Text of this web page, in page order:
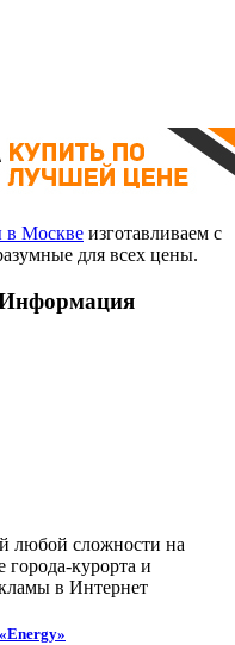
в Москве изготавливаем с
для всех цены.
любой сложности на
города-курорта и
в Интернет